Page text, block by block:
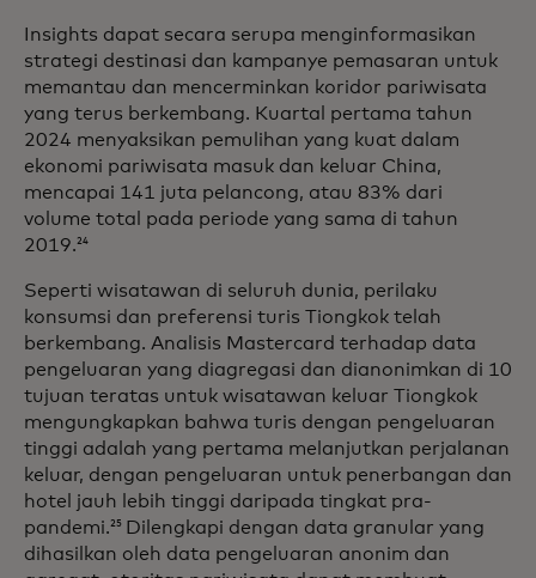
Insights dapat secara serupa menginformasikan
strategi destinasi dan kampanye pemasaran untuk
memantau dan mencerminkan koridor pariwisata
yang terus berkembang. Kuartal pertama tahun
2024 menyaksikan pemulihan yang kuat dalam
ekonomi pariwisata masuk dan keluar China,
mencapai 141 juta pelancong, atau 83% dari
volume total pada periode yang sama di tahun
2019. 24
Seperti wisatawan di seluruh dunia, perilaku
konsumsi dan preferensi turis Tiongkok telah
berkembang. Analisis Mastercard terhadap data
pengeluaran yang diagregasi dan dianonimkan di 10
tujuan teratas untuk wisatawan keluar Tiongkok
mengungkapkan bahwa turis dengan pengeluaran
tinggi adalah yang pertama melanjutkan perjalanan
keluar, dengan pengeluaran untuk penerbangan dan
hotel jauh lebih tinggi daripada tingkat pra-
pandemi. 25Dilengkapi dengan data granular yang
dihasilkan oleh data pengeluaran anonim dan